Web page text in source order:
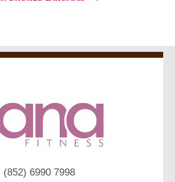
(852) 6990 7998